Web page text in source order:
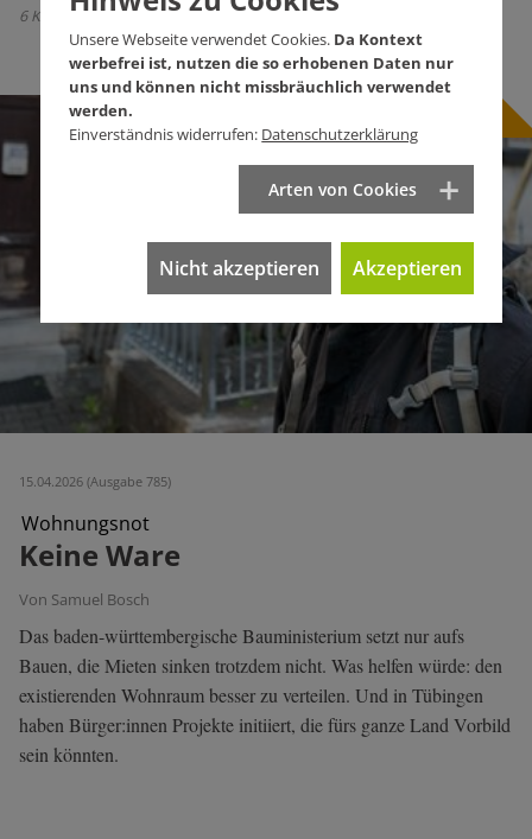
6 Kommentare
15.04.2026 (Ausgabe 785)
Wohnungsnot
Keine Ware
Von Samuel Bosch
Das baden-württembergische Bauministerium setzt nur aufs
Bauen, die Mieten sinken trotzdem nicht. Was helfen würde: den
existierenden Wohnraum besser zu verteilen. Und in Tübingen
haben Bürger:innen Projekte initiiert, die fürs ganze Land Vorbild
sein könnten.
Unsere Webseite verwendet Cookies. Da Kontext
werbefrei ist, nutzen die so erhobenen Daten nur
uns und können nicht missbräuchlich verwendet
werden.
Einverständnis widerrufen: Datenschutzerklärung
Arten von Cookies
Nicht akzeptieren Akzeptieren